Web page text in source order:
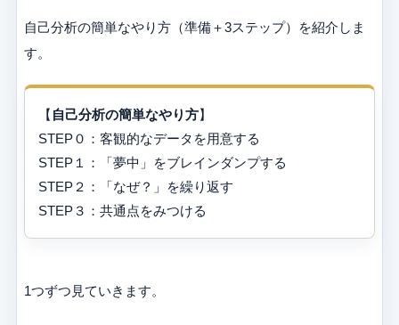
自己分析の簡単なやり方（準備＋3ステップ）を紹介しま
す。
【 自己分析の簡単なやり方】
STEP０：客観的なデータを用意する
STEP１：「夢中」をブレインダンプする
STEP２：「なぜ？」を繰り返す
STEP３：共通点をみつける
1つずつ見ていきます。